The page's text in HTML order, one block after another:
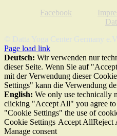
Facebook
© Datta Yoga Center Germany e.V.
Page load link
Deutsch: Wir verwenden nur
dieser Seite. Wenn Sie auf
mit der Verwendung dieser
Settings" kann die Verwendung
English: We only use technically
clicking "Accept All" you agree to
"Cookie Settings" the use of
Cookie Settings Accept AllReject
Manage consent